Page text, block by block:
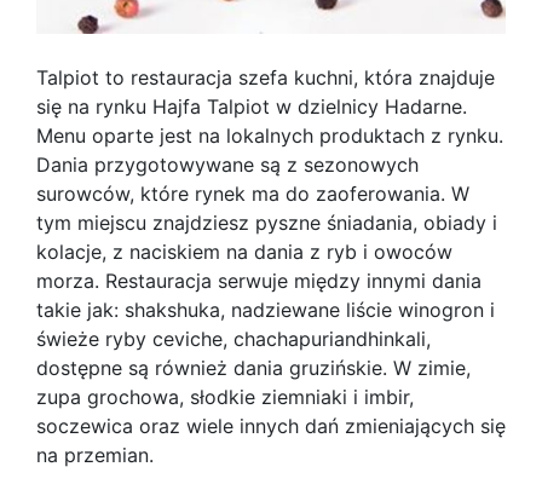
Talpiot to restauracja szefa kuchni, która znajduje
się na rynku Hajfa Talpiot w dzielnicy Hadarne.
Menu oparte jest na lokalnych produktach z rynku.
Dania przygotowywane są z sezonowych
surowców, które rynek ma do zaoferowania. W
tym miejscu znajdziesz pyszne śniadania, obiady i
kolacje, z naciskiem na dania z ryb i owoców
morza. Restauracja serwuje między innymi dania
takie jak: shakshuka, nadziewane liście winogron i
świeże ryby ceviche, chachapuriandhinkali,
dostępne są również dania gruzińskie. W zimie,
zupa grochowa, słodkie ziemniaki i imbir,
soczewica oraz wiele innych dań zmieniających się
na przemian.